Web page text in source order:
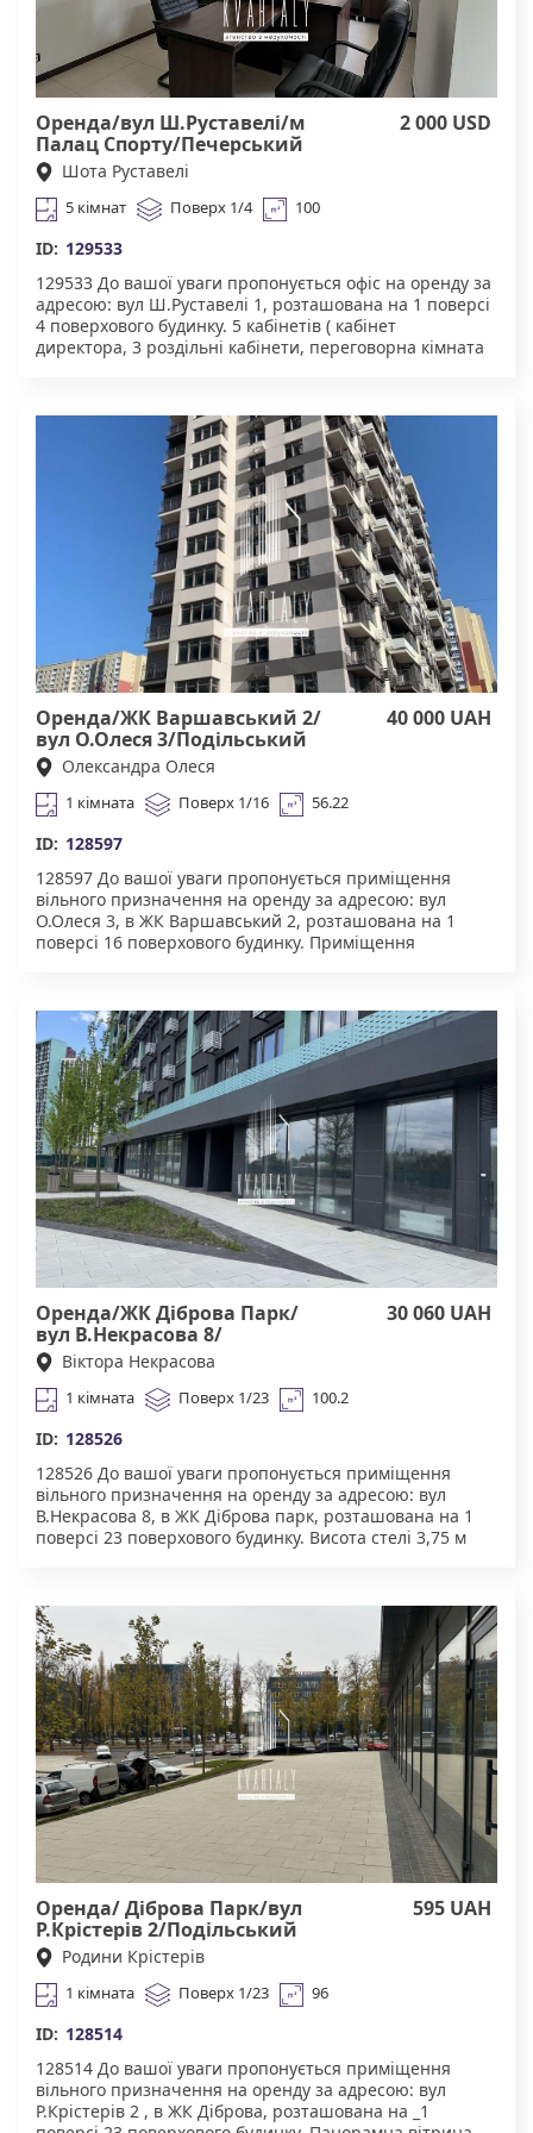
"Квартали" Працюючи з нами, ви отримуєте лише
перевірене житло від реальних орендодавців за
адекватною ціною. Підтримка на всіх етапах угоди. Ми
гарантуємо, що ви залишитеся задоволені
співпрацею! КОМІСІЯ АН Квартали 50% за фактом
підписання договору оренди.
Оренда/вул Ш.Руставелі/м
Палац Спорту/Печерський
2 000 USD
Шота Руставелі
5 кімнат Поверх 1/4 100
ID: 129533
129533 До вашої уваги пропонується офіс на оренду за
адресою: вул Ш.Руставелі 1, розташована на 1 поверсі
4 поверхового будинку. 5 кабінетів ( кабінет
директора, 3 роздільні кабінети, переговорна кімната
система AJAX ТРЦ Гулівер, багато кавярень, кафе,
ресторанів поруч. Чудова інфраструктура. У пішій
доступності магазини, кафе, школи, дитячі садки,
медичні заклади. Тихий та затишний двір, зони для
відпочинку та паркування. Зручна транспортна
розв'язка. Агентство нерухомості "Квартали"
Працюючи з нами, ви отримуєте лише перевірене
житло від реальних орендодавців за адекватною
ціною. Підтримка на всіх етапах угоди. Ми гарантуємо,
що ви залишитеся задоволені співпрацею! КОМІСІЯ
АН Квартали 50% за фактом підписання договору
Оренда/ЖК Варшавський 2/
вул О.Олеся 3/Подільський
40 000 UAH
Олександра Олеся
1 кімната Поверх 1/16 56.22
ID: 128597
128597 До вашої уваги пропонується ​​приміщення
вільного призначення на оренду за адресою: вул
О.Олеся 3, в ЖК Варшавський 2, розташована на 1
поверсі 16 поверхового будинку. Приміщення
для салону краси, кав’ярні, магазину чи іншого
бізнесу. Чудова інфраструктура. У пішій доступності
магазини, кафе, школи, дитячі садки, медичні
заклади. Тихий та затишний двір, зони для відпочинку
та паркування. Зручна транспортна розв'язка.
Агентство нерухомості "Квартали" Працюючи з нами,
ви отримуєте лише перевірене житло від реальних
орендодавців за адекватною ціною. Підтримка на всіх
етапах угоди. Ми гарантуємо, що ви залишитеся
задоволені співпрацею! КОМІСІЯ АН Квартали 50% за
фактом підписання договору оренди.
Оренда/ЖК Діброва Парк/
вул В.Некрасова 8/
Подільський
30 060 UAH
Віктора Некрасова
1 кімната Поверх 1/23 100.2
ID: 128526
128526 До вашої уваги пропонується ​​приміщення
вільного призначення на оренду за адресою: вул
В.Некрасова 8, в ЖК Діброва парк, розташована на 1
поверсі 23 поверхового будинку. Висота стелі 3,75 м
домовленості можу зробити ремонт під орендаря
Чудова інфраструктура. У пішій доступності магазини,
кафе, школи, дитячі садки, медичні заклади. Тихий та
затишний двір, зони для відпочинку та паркування.
Зручна транспортна розв'язка. Агентство нерухомості
"Квартали" Працюючи з нами, ви отримуєте лише
перевірене житло від реальних орендодавців за
адекватною ціною. Підтримка на всіх етапах угоди. Ми
гарантуємо, що ви залишитеся задоволені
співпрацею! КОМІСІЯ АН Квартали 50% за фактом
підписання договору оренди.
Оренда/ Діброва Парк/вул
Р.Крістерів 2/Подільський
595 UAH
Родини Крістерів
1 кімната Поверх 1/23 96
ID: 128514
128514 До вашої уваги пропонується ​​приміщення
вільного призначення на оренду за адресою: вул
Р.Крістерів 2 , в ЖК Діброва, розташована на _1